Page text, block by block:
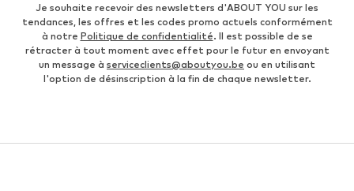
Je souhaite recevoir des newsletters d'ABOUT YOU sur les
tendances, les offres et les codes promo actuels conformément
à notre Politique de confidentialité. Il est possible de se
rétracter à tout moment avec effet pour le futur en envoyant
un message à serviceclients@aboutyou.be ou en utilisant
l'option de désinscription à la fin de chaque newsletter.